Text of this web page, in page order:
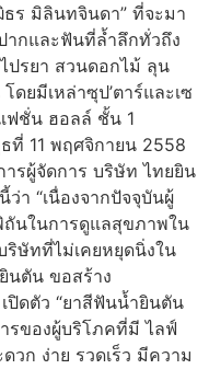
ธร มิลินทจินดา” ที่จะมา
ากและฟันที่ล้ำลึกทั่วถึง
ปรยา สวนดอกไม้ ลุน
ดยมีเหล่าซุป’ตาร์และเซ
ฟชั่น ฮอลล์ ชั้น 1
ที่ 11 พฤศจิกายน 2558
รผู้จัดการ บริษัท ไทยยิน
า “เนื่องจากปัจจุบันผู้
นในการดูแลสุขภาพใน
ษัทที่ไม่เคยหยุดนิ่งใน
ตัน ขอสร้าง
ปิดตัว “ยาสีฟันน้ำยินตัน
รของผู้บริโภคที่มี ไลฟ์
วก ง่าย รวดเร็ว มีความ